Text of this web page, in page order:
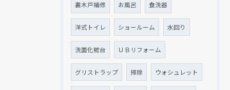
裏木戸補修 お風呂 食洗器
洋式トイレ ショールーム 水回り
洗面化粧台 ＵＢリフォーム
グリストラップ 掃除 ウォシュレット
クリックでチラシのページにジャンプします
クリックでチラシのページにジャンプします